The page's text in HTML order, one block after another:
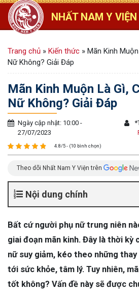
NHẤT NAM Y VIỆN
Trang chủ » Kiến thức » Mãn Kinh
Nữ Không? Giải Đáp
Mãn Kinh Muộn Là Gì,
Nữ Không? Giải Đáp
Ngày cập nhật: 10:00 -
27/07/2023
*
4.8/5 - (10 bình chọn)
Theo dõi Nhất Nam Y Viện trên
Nội dung chính
Bất cứ người phụ nữ trung niên
giai đoạn mãn kinh. Đây là thời kỳ
nữ suy giảm, kéo theo những thay
tới sức khỏe, tâm lý. Tuy nhiên,
tốt không? Vấn đề này sẽ được